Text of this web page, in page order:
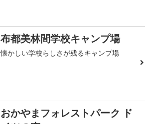
布都美林間学校キャンプ場
懐かしい学校らしさが残るキャンプ場
おかやまフォレストパーク ド